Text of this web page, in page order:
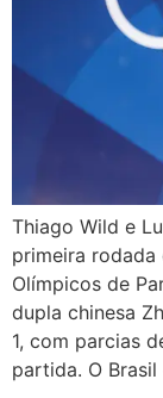
Thiago Wild e
primeira
Olímpicos de
dupla chinesa
1, com parcias
partida. O